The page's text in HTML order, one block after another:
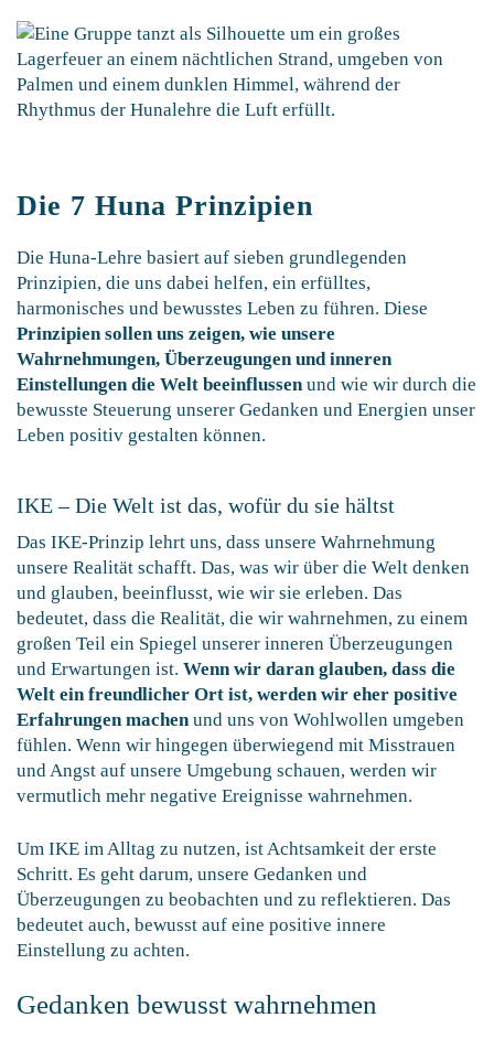
Die 7 Huna Prinzipien
Die Huna-Lehre basiert auf sieben grundlegenden
Prinzipien, die uns dabei helfen, ein erfülltes,
harmonisches und bewusstes Leben zu führen. Diese
Prinzipien sollen uns zeigen, wie unsere
Wahrnehmungen, Überzeugungen und inneren
Einstellungen die Welt beeinflussen und wie wir durch die
bewusste Steuerung unserer Gedanken und Energien unser
Leben positiv gestalten können.
IKE – Die Welt ist das, wofür du sie hältst
Das IKE-Prinzip lehrt uns, dass unsere Wahrnehmung
unsere Realität schafft. Das, was wir über die Welt denken
und glauben, beeinflusst, wie wir sie erleben. Das
bedeutet, dass die Realität, die wir wahrnehmen, zu einem
großen Teil ein Spiegel unserer inneren Überzeugungen
und Erwartungen ist. Wenn wir daran glauben, dass die
Welt ein freundlicher Ort ist, werden wir eher positive
Erfahrungen machen und uns von Wohlwollen umgeben
fühlen. Wenn wir hingegen überwiegend mit Misstrauen
und Angst auf unsere Umgebung schauen, werden wir
vermutlich mehr negative Ereignisse wahrnehmen.
Um IKE im Alltag zu nutzen, ist Achtsamkeit der erste
Schritt. Es geht darum, unsere Gedanken und
Überzeugungen zu beobachten und zu reflektieren. Das
bedeutet auch, bewusst auf eine positive innere
Einstellung zu achten.
Gedanken bewusst wahrnehmen